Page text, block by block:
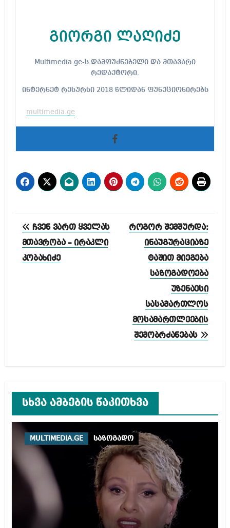
გიორგი ლაღიძე
Multimedia.ge-ს დამფუძნებელი და მთავარი
რედაქტორი.
ინტერნეტ რესურსი 2018 წლიდან ფუნქციონირებს
multimedia.ge
პოსტის
ნავიგაცია
ჩვენ ვართ ყველას
მთავრობა – ირაკლი
კობახიძე
როგორ შემშურდა:
ინაუგურაციაზე
ტაშით მიეგება
საზოგადოება
უზენაესი
სასამართლოს
მოსამართლეების
შემობრძანებას
სხვა ამბების წაკითხვა
MULTIMEDIA.GE საზოგადო